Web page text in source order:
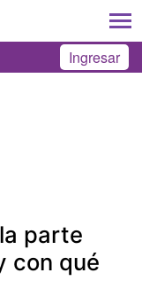
Ingresar
parte
con qué